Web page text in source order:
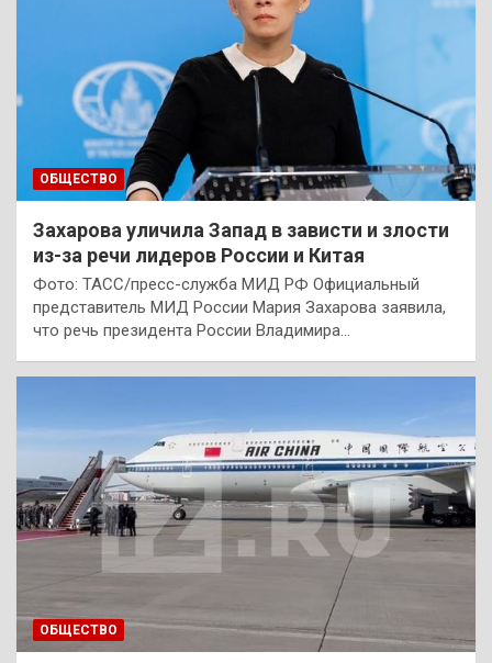
ОБЩЕСТВО
Захарова уличила Запад в зависти и злости
из-за речи лидеров России и Китая
Фото: ТАСС/пресс-служба МИД РФ Официальный
представитель МИД России Мария Захарова заявила,
что речь президента России Владимира…
ОБЩЕСТВО